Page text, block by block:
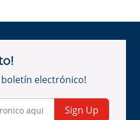
electrónico!
Sign Up